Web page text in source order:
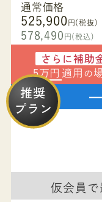
通常価格
525,900 円(税抜)
578,490 円(税込)
さらに補助
5万円 適用 の
推奨
プラン
仮会員で